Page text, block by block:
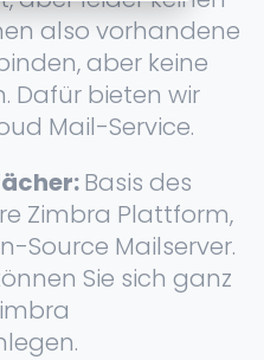
also vorhandene
aber keine
Dafür bieten wir
Mail-Service.
Basis des
Zimbra Plattform,
Source Mailserver.
Sie sich ganz